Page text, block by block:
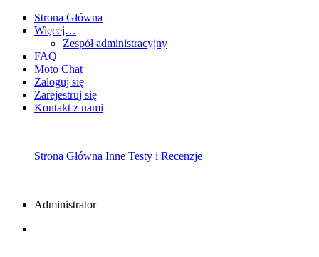
Strona Główna
Więcej…
Zespół administracyjny
FAQ
Moto Chat
Zaloguj się
Zarejestruj się
Kontakt z nami
Strona Główna Inne Testy i Recenzje
Administrator